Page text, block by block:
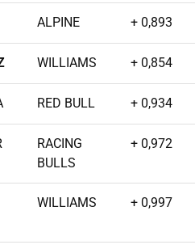
ALPINE + 0,893
WILLIAMS + 0,854
RED BULL + 0,934
RACING
BULLS
+ 0,972
WILLIAMS + 0,997